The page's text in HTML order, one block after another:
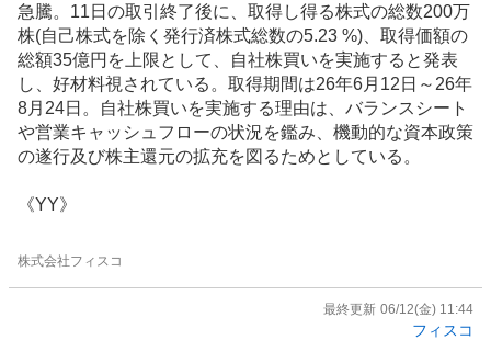
急騰。11日の取引終了後に、取得し得る株式の総数200万
株(自己株式を除く発行済株式総数の5.23 %)、取得価額の
総額35億円を上限として、自社株買いを実施すると発表
し、好材料視されている。取得期間は26年6月12日～26年
8月24日。自社株買いを実施する理由は、バランスシート
や営業キャッシュフローの状況を鑑み、機動的な資本政策
の遂行及び株主還元の拡充を図るためとしている。
《YY》
株式会社フィスコ
最終更新 06/12(金) 11:44
フィスコ